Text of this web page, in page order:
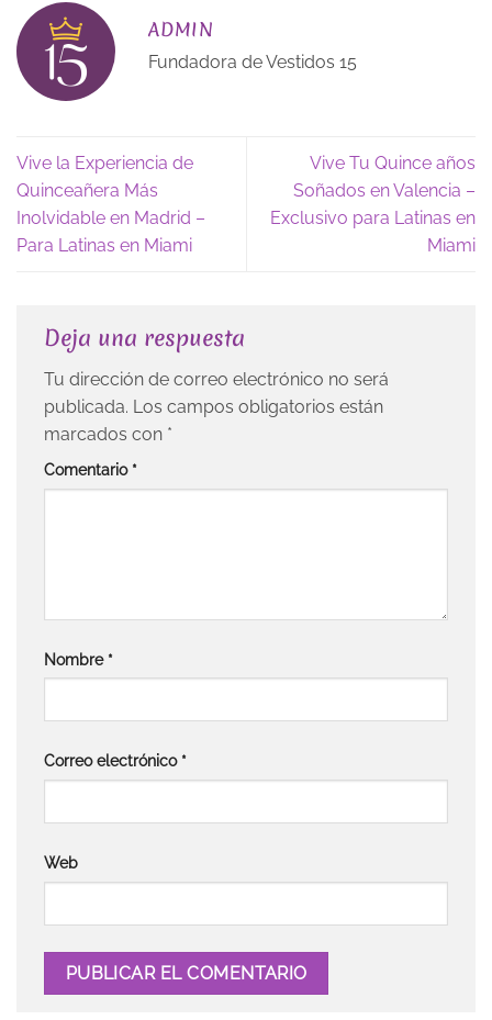
ADMIN
Fundadora de Vestidos 15
Vive la Experiencia de
Quinceañera Más
Inolvidable en Madrid –
Para Latinas en Miami
Vive Tu Quince años
Soñados en Valencia –
Exclusivo para Latinas en
Miami
Deja una respuesta
Tu dirección de correo electrónico no será
publicada. Los campos obligatorios están
marcados con *
Comentario *
Nombre *
Correo electrónico *
Web